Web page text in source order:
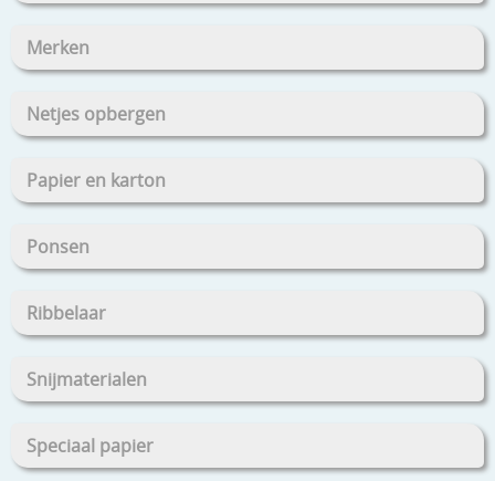
Merken
Netjes opbergen
Papier en karton
Ponsen
Ribbelaar
Snijmaterialen
Speciaal papier